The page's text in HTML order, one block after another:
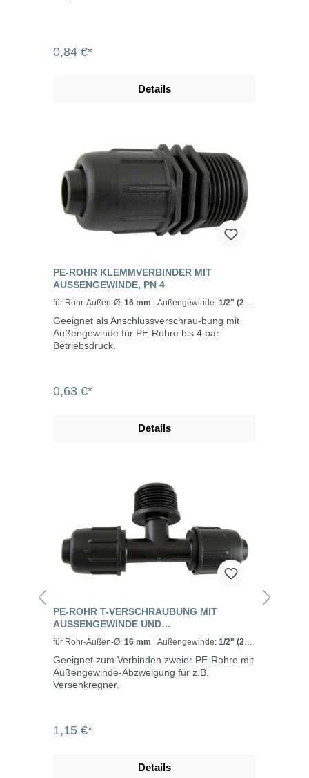
0,84 €*
Details
PE-ROHR KLEMMVERBINDER MIT
AUSSENGEWINDE, PN 4
für Rohr-Außen-Ø: 16 mm | Außengewinde: 1/2" (21
Geeignet als Anschlussverschrau-bung mit
Außengewinde für PE-Rohre bis 4 bar
Betriebsdruck.
0,63 €*
Details
PE-ROHR T-VERSCHRAUBUNG MIT
AUSSENGEWINDE UND S
CHNELLVERSCHLUSS, PN 4
für Rohr-Außen-Ø: 16 mm | Außengewinde: 1/2" (21
Geeignet zum Verbinden zweier PE-Rohre mit
Außengewinde-Abzweigung für z.B.
Versenkregner.
1,15 €*
Details